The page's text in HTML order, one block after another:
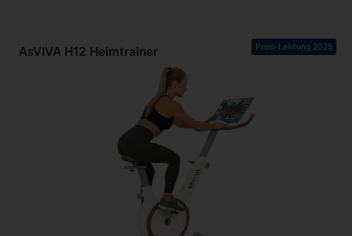
Preis-Leistung 2025
AsVIVA H12 Heimtrainer